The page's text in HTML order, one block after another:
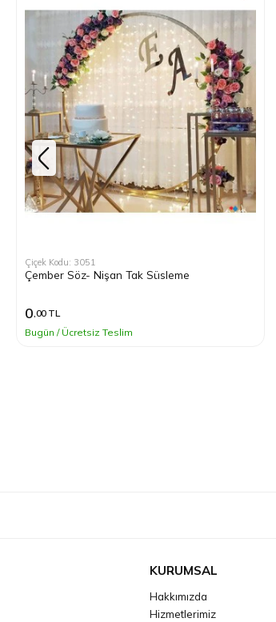
Çiçek Kodu: 3051
Çember Söz- Nişan Tak Süsleme
0,00 TL
Bugün / Ücretsiz Teslim
KURUMSAL
Hakkımızda
Hizmetlerimiz